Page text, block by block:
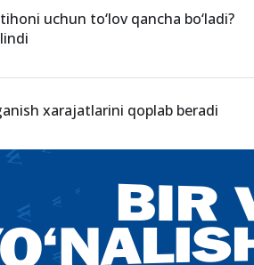
uchun to‘lov qancha bo‘ladi?
xarajatlarini qoplab beradi